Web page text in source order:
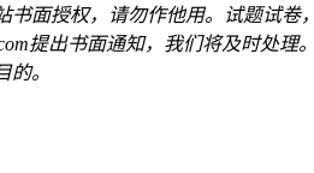
面授权，请勿作他用。试题试
提出书面通知，我们将及时处
。